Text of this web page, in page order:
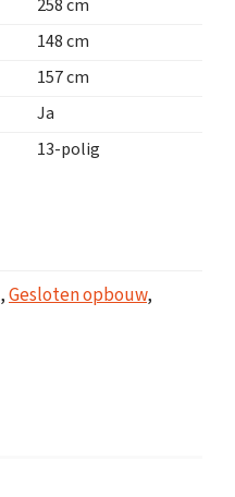
258 cm
148 cm
157 cm
Ja
13-polig
,Gesloten opbouw,